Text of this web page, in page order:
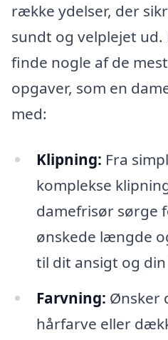
række ydelser, der
sundt og velplejet
finde nogle af de
opgaver, som en
med:
Klipning: Fra
komplekse
damefrisør sørge
ønskede længde
til dit ansigt og din
Farvning: Ønsker
hårfarve eller